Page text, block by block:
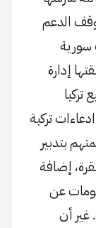
الدعم
سورية
إدارة
تركيا
تركية
بتدبير
الفاشلة عام 2016 لأنقرة، إضافة
عن
غير أن